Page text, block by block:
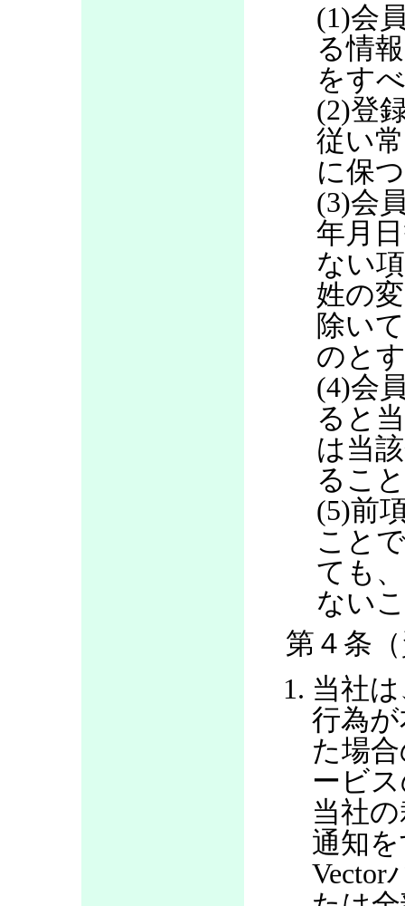
(1)会
る情
をす
(2)登
従い
に保
(3)会
年月
ない
姓の
除い
のと
(4)会
ると
は当
るこ
(5)前
こと
ても
ない
第４条
当社
行為
た場
ービ
当社
通知
Vector